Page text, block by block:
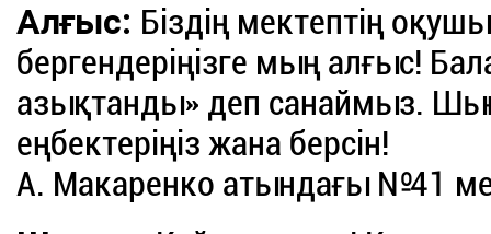
Алғыс: Біздің мектептің
бергендеріңізге мың алғыс!
азықтанды» деп санаймыз.
еңбектеріңіз жана берсін!
А. Макаренко атындағы №41